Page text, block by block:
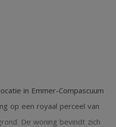
in Emmer-Compascuum
op een royaal perceel van
De woning bevindt zich